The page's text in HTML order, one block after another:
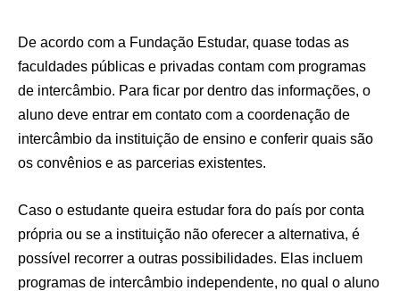
De acordo com a Fundação Estudar, quase todas as
faculdades públicas e privadas contam com programas
de intercâmbio. Para ficar por dentro das informações, o
aluno deve entrar em contato com a coordenação de
intercâmbio da instituição de ensino e conferir quais são
os convênios e as parcerias existentes.
Caso o estudante queira estudar fora do país por conta
própria ou se a instituição não oferecer a alternativa, é
possível recorrer a outras possibilidades. Elas incluem
programas de intercâmbio independente, no qual o aluno